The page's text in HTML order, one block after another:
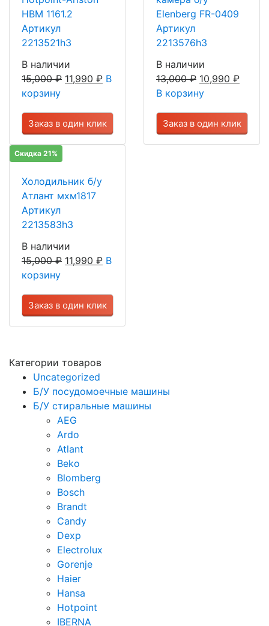
HBM 1161.2
Артикул
2213521h3
В наличии
15,000₽ 11,990 ₽ В
корзину
Заказ в один клик
Elenberg FR-0409
Артикул
2213576h3
В наличии
13,000₽ 10,990 ₽
В корзину
Заказ в один клик
Скидка 21%
Холодильник б/у
Атлант мхм1817
Артикул
2213583h3
В наличии
15,000₽ 11,990 ₽ В
корзину
Заказ в один клик
Категории товаров
Uncategorized
Б/У посудомоечные машины
Б/У стиральные машины
AEG
Ardo
Atlant
Beko
Blomberg
Bosch
Brandt
Candy
Dexp
Electrolux
Gorenje
Haier
Hansa
Hotpoint
IBERNA